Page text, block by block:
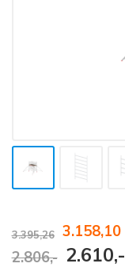
3.395,26 3.158,10
2.806,- 2.610,-